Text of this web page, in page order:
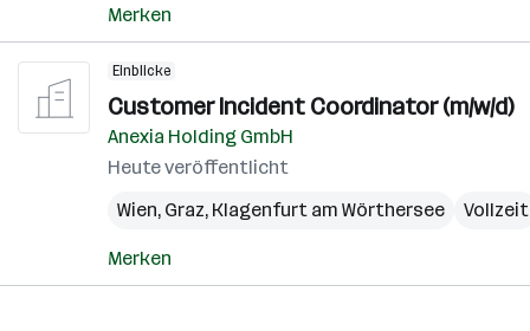
Merken
Einblicke
Customer Incident Coordinator (m/w/d)
Anexia Holding GmbH
Heute veröffentlicht
Wien, Graz, Klagenfurt am Wörthersee Vollzeit
Merken